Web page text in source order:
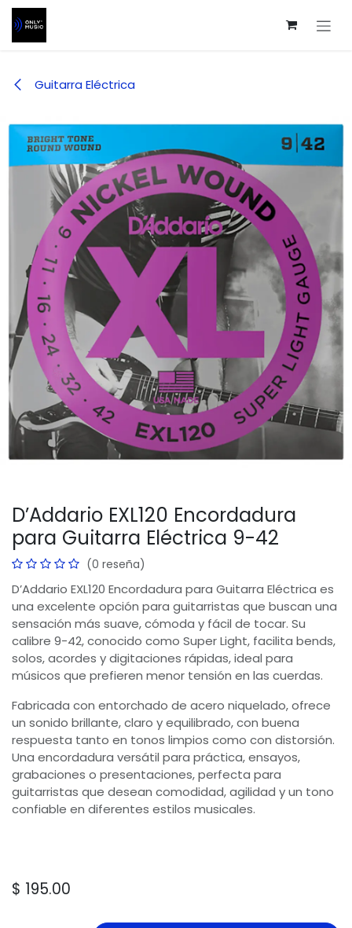
Ir al contenido
Guitarra Eléctrica
D’Addario EXL120 Encordadura
para Guitarra Eléctrica 9-42
(0 reseña)
D’Addario EXL120 Encordadura para Guitarra Eléctrica es
una excelente opción para guitarristas que buscan una
sensación más suave, cómoda y fácil de tocar. Su
calibre 9-42, conocido como Super Light, facilita bends,
solos, acordes y digitaciones rápidas, ideal para
músicos que prefieren menor tensión en las cuerdas.
Fabricada con entorchado de acero niquelado, ofrece
un sonido brillante, claro y equilibrado, con buena
respuesta tanto en tonos limpios como con distorsión.
Una encordadura versátil para práctica, ensayos,
grabaciones o presentaciones, perfecta para
guitarristas que desean comodidad, agilidad y un tono
confiable en diferentes estilos musicales.
$ 195.00